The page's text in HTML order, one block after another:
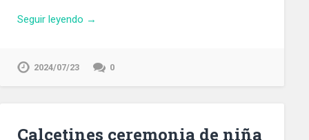
Seguir leyendo →
2024/07/23 0
Calcetines ceremonia de niña